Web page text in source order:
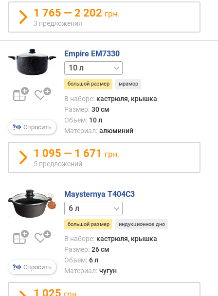
)
т
о
щ
и
н
а
д
(
м
)
о
л
щ
и
н
а
е
1 765 — 2 202 грн.
3 предложения
Спросить
Empire EM7330
2 л3 л 6 л
большой размер мрамор
В наборе: кастрюля, крышка
Размер: 30 см
Объем: 10 л
Материал: алюминий
1 095 — 1 671 грн.
5 предложений
Спросить
Maysternya T404C3
2 л 3 л
большой размер индукционное дно
В наборе: кастрюля, крышка
Размер: 26 см
Объем: 6 л
Материал: чугун
1 025